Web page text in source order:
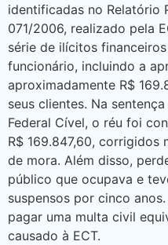
identificadas no Relatório
071/2006, realizado pela
série de ilícitos
funcionário, incluindo a
aproximadamente R$
seus clientes. Na
Federal Cível, o réu foi
R$ 169.847,60, corrigidos
de mora. Além disso,
público que ocupava e
suspensos por cinco
pagar uma multa civil
causado à ECT.